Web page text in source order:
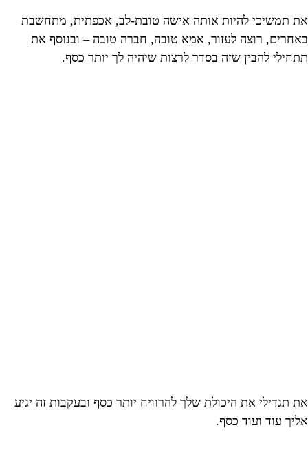
את תמשיכי להיות אותה אישה טובת-לב, אכפתית, מתחשבת
באחרים, רוצה לעזור, אמא טובה, חברה טובה – ובנוסף את
תתחילי להבין שזה בסדר לרצות שיהיה לך יותר כסף.
את תגדילי את היכולת שלך להרוויח יותר כסף ובעקבות זה יגיע
אליך עוד ועוד כסף.